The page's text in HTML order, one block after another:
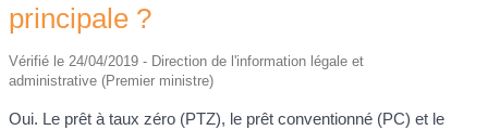
principale ?
Vérifié le 24/04/2019 - Direction de l'information légale et
administrative (Premier ministre)
Oui. Le prêt à taux zéro (PTZ), le prêt conventionné (PC) et le